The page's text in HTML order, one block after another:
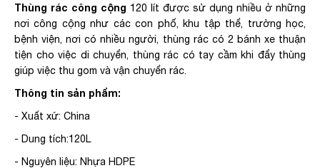
Thùng rác công cộng 120 lít được sử dụng nhiều ở những
nơi công cộng như các con phố, khu tập thể, trường học,
bệnh viện, nơi có nhiều người, thùng rác có 2 bánh xe thuận
tiện cho việc di chuyển, thùng rác có tay cầm khi đẩy thùng
giúp việc thu gom và vận chuyển rác.
Thông tin sản phẩm:
- Xuất xứ: China
- Dung tích:120L
- Nguyên liệu: Nhựa HDPE